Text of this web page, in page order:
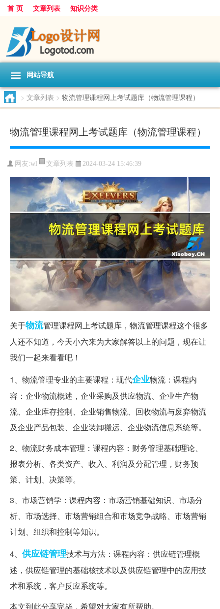
首 页 文章列表 知识分类
网站导航
> 文章列表 > 物流管理课程网上考试题库（物流管理课程）
物流管理课程网上考试题库（物流管理课程）
网友:wl 文章列表 2024-03-24 15:46:39
关于物流管理课程网上考试题库，物流管理课程这个很多
人还不知道，今天小六来为大家解答以上的问题，现在让
我们一起来看看吧！
1、物流管理专业的主要课程：现代企业物流：课程内
容：企业物流概述，企业采购及供应物流、企业生产物
流、企业库存控制、企业销售物流、回收物流与废弃物流
及企业产品包装、企业装卸搬运、企业物流信息系统等。
2、物流财务成本管理：课程内容：财务管理基础理论、
报表分析、各类资产、收入、利润及分配管理，财务预
策、计划、决策等。
3、市场营销学：课程内容：市场营销基础知识、市场分
析、市场选择、市场营销组合和市场竞争战略、市场营销
计划、组织和控制等知识。
4、 供应链管理技术与方法：课程内容：供应链管理概
述，供应链管理的基础核技术以及供应链管理中的应用技
术和系统，客户反应系统等。
本文到此分享完毕，希望对大家有所帮助。